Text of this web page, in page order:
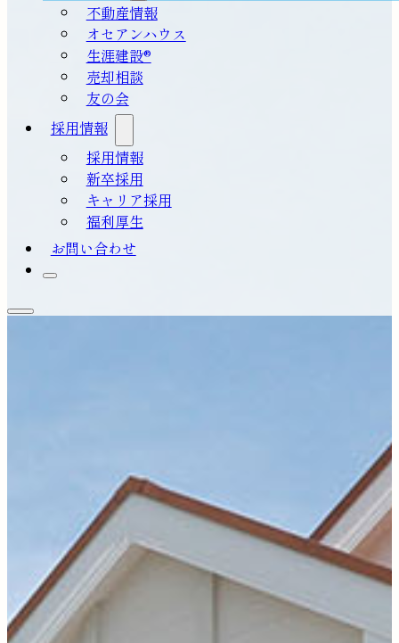
不動産情報
オセアンハウス
生涯建設®
売却相談
友の会
採用情報
採用情報
新卒採用
キャリア採用
福利厚生
お問い合わせ